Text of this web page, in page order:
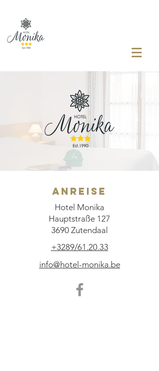
anreise
Hotel Monika
Hauptstraße 127
3690 Zutendaal
+3289/61.20.33
info@hotel-monika.be